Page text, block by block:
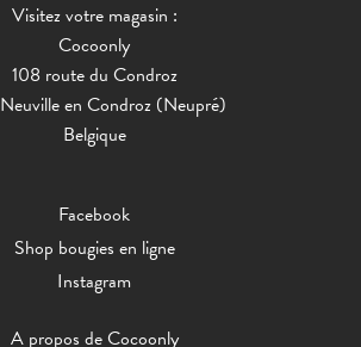
Visitez votre magasin :
Cocoonly
108 route du Condroz
en Condroz (Neupré)
Belgique
Facebook
Shop bougies en ligne
Instagram
A propos de Cocoonly